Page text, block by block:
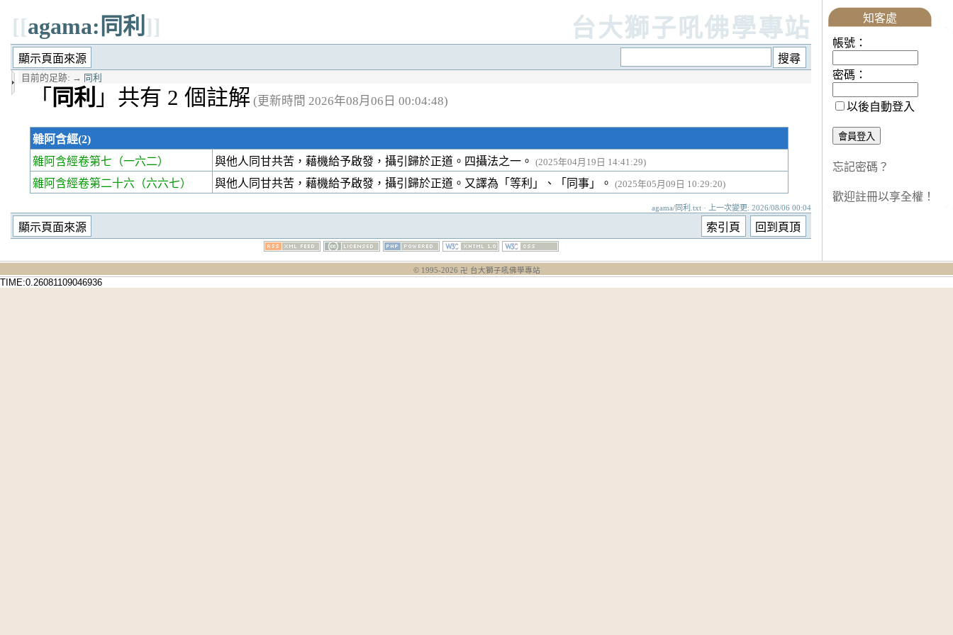
[[agama:同利 ]] 台大獅子吼佛學專站
目前的足跡: → 同利
「 同利 」共有 2 個註解 (更新時間 2026年08月06日 00:04:48)
雜阿含經(2)
雜阿含經卷第七 （一六二） 與他人同甘共苦，藉機給予啟發，攝引歸於正道。四攝法之一。 (2025年04月19日 14:41:29)
雜阿含經卷第二十六 （六六七） 與他人同甘共苦，藉機給予啟發，攝引歸於正道。又譯為「等利」、「同事」。 (2025年05月09日 10:29:20)
agama/同利.txt · 上一次變更: 2026/08/06 00:04
知客處
帳號：
密碼：
以後自動登入
忘記密碼？
歡迎註冊以享全權！
© 1995-2026 卍 台大獅子吼佛學專站
TIME:0.26081109046936